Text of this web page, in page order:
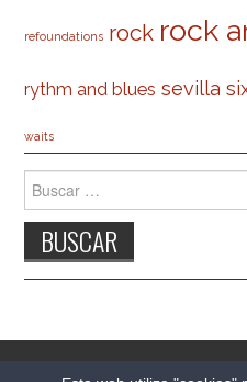
refoundations rock rock
rythm and blues sevilla
waits
Buscar:
© 2026 CARLESO.COM.